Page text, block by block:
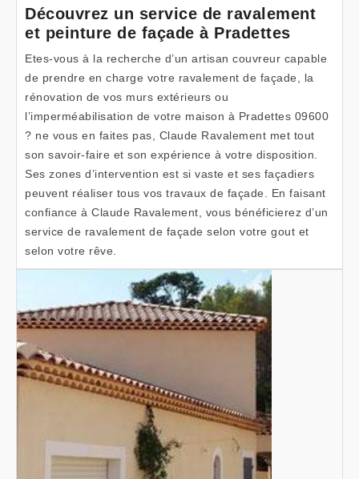
Découvrez un service de ravalement
et peinture de façade à Pradettes
Etes-vous à la recherche d’un artisan couvreur capable
de prendre en charge votre ravalement de façade, la
rénovation de vos murs extérieurs ou
l’imperméabilisation de votre maison à Pradettes 09600
? ne vous en faites pas, Claude Ravalement met tout
son savoir-faire et son expérience à votre disposition.
Ses zones d’intervention est si vaste et ses façadiers
peuvent réaliser tous vos travaux de façade. En faisant
confiance à Claude Ravalement, vous bénéficierez d’un
service de ravalement de façade selon votre gout et
selon votre rêve.